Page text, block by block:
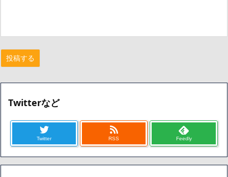
Twitterなど
Twitter RSS Feedly